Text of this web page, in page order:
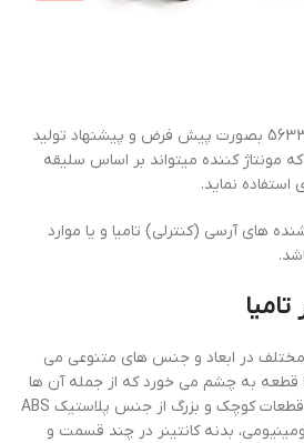
کانتینر 40 فوت تامیا با کد 56330 بصورت پیش فرض و پیشنهاد تولید
مونتاژ کننده میتواند بر اساس سلیقه
نماید.
ویژه کشنده های آرسی (کنترلی) تامیا و یا موارد
مختلف در ابعاد و جنس های متنوعی می
قطعه به چشم می خورد که از جمله آن ها
می توان به لاستیک، رینگ، قطعات کوچک و بزرگ از جنس پلاستیک ABS
بدنه کانتینر در چند قسمت و